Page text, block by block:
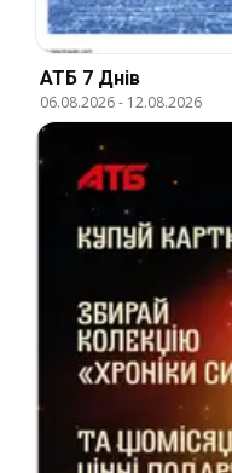
АТБ 7 Днів
06.08.2026- 12.08.2026